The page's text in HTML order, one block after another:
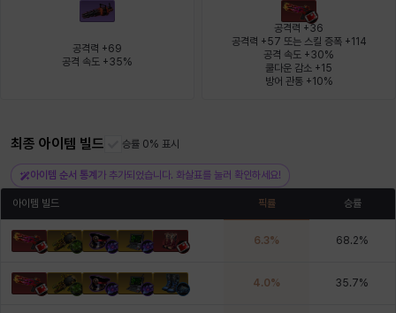
피올로
헤이즈 헨리 현우
공격력 +69
공격 속도 +35%
공격력 +36
공격력 +57 또는 스킬 증폭 +114
공격 속도 +30%
쿨다운 감소 +15
방어 관통 +10%
최종 아이템 빌드 승률 0% 표시
아이템 순서 통계 가 추가되었습니다. 화살표를 눌러 확인하세요!
아이템 빌드 픽률 승률
6.3% 68.2%
4.0% 35.7%